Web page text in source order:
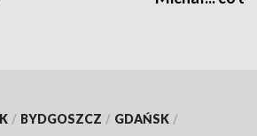
/ BYDGOSZCZ / GDAŃSK /